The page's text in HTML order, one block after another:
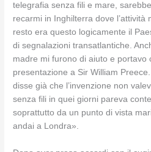
telegrafia senza fili e mare,
recarmi in Inghilterra dove l’attività
resto era questo logicamente il
di segnalazioni transatlantiche.
madre mi furono di aiuto e portavo
presentazione a Sir William
disse già che l’invenzione non
senza fili in quei giorni pareva
soprattutto da un punto di vista
andai a Londra».